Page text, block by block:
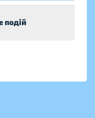
подій